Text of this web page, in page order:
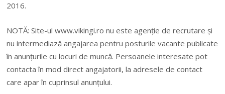
2016.
NOTĂ: Site-ul www.vikingi.ro nu este agenție de recrutare și
nu intermediază angajarea pentru posturile vacante publicate
în anunțurile cu locuri de muncă. Persoanele interesate pot
contacta în mod direct angajatorii, la adresele de contact
care apar în cuprinsul anunțului.